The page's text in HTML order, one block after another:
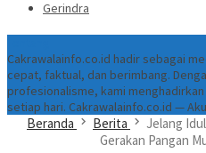
Gerindra
Cakrawalainfo.co.id hadir sebagai
cepat, faktual, dan berimbang.
profesionalisme, kami
setiap hari. Cakrawalainfo.co.id —
Beranda Berita
Jelang
Gerakan Pangan